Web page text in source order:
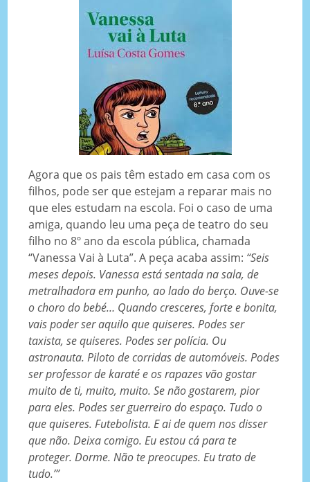
Agora que os pais têm estado em casa com os
filhos, pode ser que estejam a reparar mais no
que eles estudam na escola. Foi o caso de uma
amiga, quando leu uma peça de teatro do seu
filho no 8º ano da escola pública, chamada
“Vanessa Vai à Luta”. A peça acaba assim: “Seis
meses depois. Vanessa está sentada na sala, de
metralhadora em punho, ao lado do berço. Ouve-se
o choro do bebé… Quando cresceres, forte e bonita,
vais poder ser aquilo que quiseres. Podes ser
taxista, se quiseres. Podes ser polícia. Ou
astronauta. Piloto de corridas de automóveis. Podes
ser professor de karaté e os rapazes vão gostar
muito de ti, muito, muito. Se não gostarem, pior
para eles. Podes ser guerreiro do espaço. Tudo o
que quiseres. Futebolista. E ai de quem nos disser
que não. Deixa comigo. Eu estou cá para te
proteger. Dorme. Não te preocupes. Eu trato de
tudo.’”